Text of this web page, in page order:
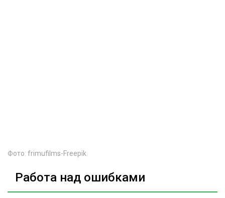
Фото: frimufilms-Freepik
Работа над ошибками